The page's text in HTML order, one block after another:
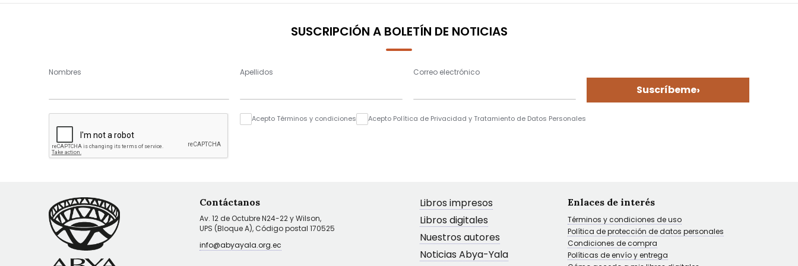
SUSCRIPCIÓN A BOLETÍN DE NOTICIAS
Nombres Apellidos Correo electrónico
Suscríbeme›
Acepto Términos y condiciones Acepto Política de Privacidad y Tratamiento de Datos Personales
Contáctanos
Av. 12 de Octubre N24-22 y Wilson,
UPS (Bloque A), Código postal 170525
info@abyayala.org.ec
Libros impresos
Libros digitales
Nuestros autores
Noticias Abya-Yala
Enlaces de interés
Términos y condiciones de uso
Política de protección de datos personales
Condiciones de compra
Políticas de envío y entrega